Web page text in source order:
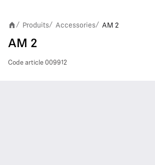
/ Produits/ Accessories/ AM 2
AM 2
Code article 009912